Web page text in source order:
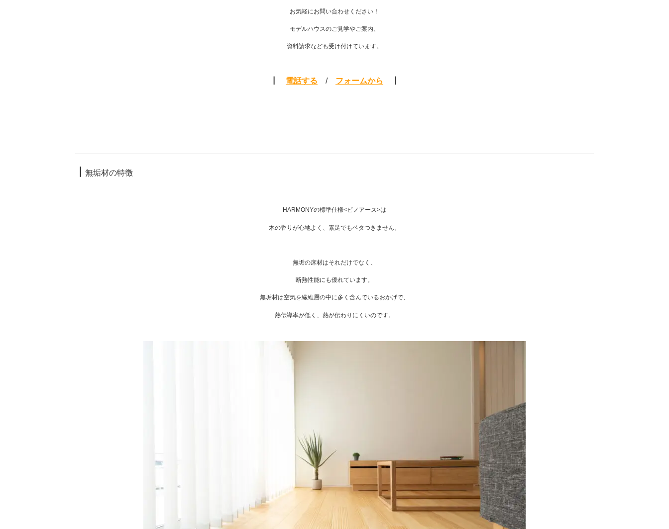
お気軽にお問い合わせください！
モデルハウスのご見学やご案内、
資料請求なども受け付けています。
電話する / フォームから
無垢材の特徴
HARMONYの標準仕様<ピノアース>は
木の香りが心地よく、素足でもベタつきません。
無垢の床材はそれだけでなく、
断熱性能にも優れています。
無垢材は空気を繊維層の中に多く含んでいるおかげで、
熱伝導率が低く、熱が伝わりにくいのです。